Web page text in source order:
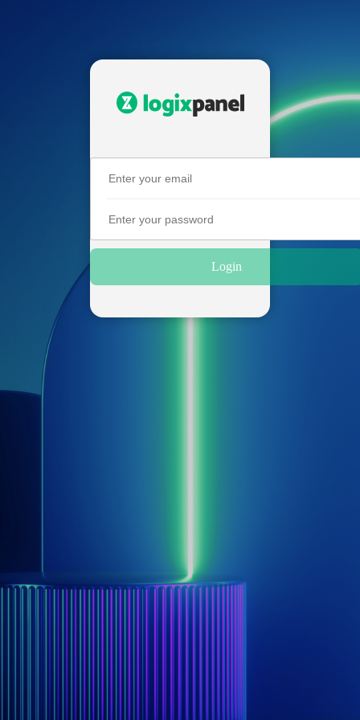
Login